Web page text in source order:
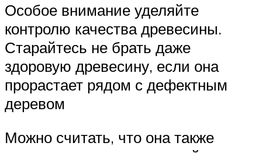
Особое внимание уделяйте
контролю качества древесины.
Старайтесь не брать даже
здоровую древесину, если она
прорастает рядом с дефектным
деревом
Можно считать, что она также